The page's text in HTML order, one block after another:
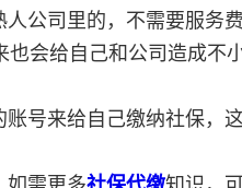
公司里的，不需要服务
会给自己和公司造成不
号来给自己缴纳社保，